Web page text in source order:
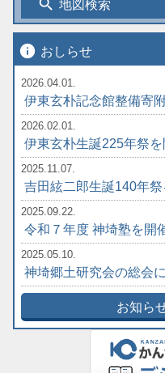
search 地図検索
info おしらせ
2026.04.01.
伊東玄朴記念館整備寄
2026.02.01.
伊東玄朴生誕225年祭を
2025.11.07.
吉田絃二郎生誕140年祭
2025.09.22.
令和７年度 神埼塾を開
2025.05.10.
神埼郷土研究会の総会
お知ら